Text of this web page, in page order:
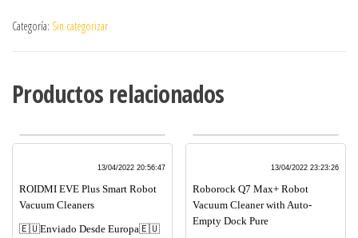
Categoría: Sin categorizar
Productos relacionados
13/04/2022 20:56:47
ROIDMI EVE Plus Smart Robot
Vacuum Cleaners
🇪🇺Enviado Desde Europa🇪🇺
13/04/2022 23:23:26
Roborock Q7 Max+ Robot
Vacuum Cleaner with Auto-
Empty Dock Pure